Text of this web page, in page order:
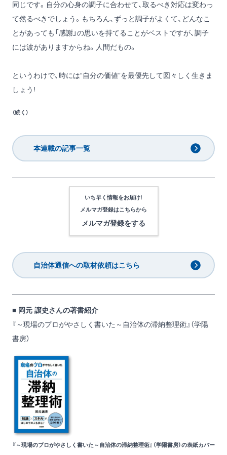
同じです。自分の心身の調子に合わせて、取るべき対応は変わっ
て然るべきでしょう。もちろん、ずっと調子がよくて、どんなこ
とがあっても「感謝」の思いを持てることがベストですが、調子
には波がありますからね。人間だもの。
というわけで、時には“自分の価値”を最優先して図々しく生きま
しょう!
（続く）
本連載の記事一覧
いち早く情報をお届け!
メルマガ登録はこちらから
メルマガ登録をする
自治体通信への取材依頼はこちら
■ 岡元 譲史さんの著書紹介
『～現場のプロがやさしく書いた～自治体の滞納整理術』 （学陽
書房）
『～現場のプロがやさしく書いた～自治体の滞納整理術』（学陽書房）の表紙カバー